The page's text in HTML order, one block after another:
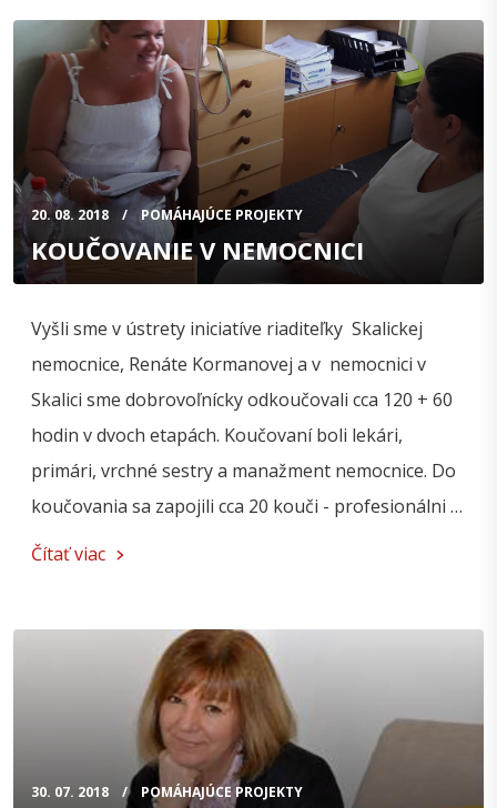
20. 08. 2018 POMÁHAJÚCE PROJEKTY
KOUČOVANIE V NEMOCNICI
Vyšli sme v ústrety iniciatíve riaditeľky Skalickej
nemocnice, Renáte Kormanovej a v nemocnici v
Skalici sme dobrovoľnícky odkoučovali cca 120 + 60
hodin v dvoch etapách. Koučovaní boli lekári,
primári, vrchné sestry a manažment nemocnice. Do
koučovania sa zapojili cca 20 kouči - profesionálni …
Čítať viac
30. 07. 2018 POMÁHAJÚCE PROJEKTY